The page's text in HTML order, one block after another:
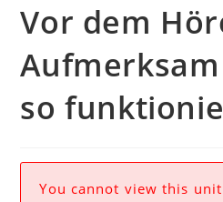
Vor dem
so
You cannot view this